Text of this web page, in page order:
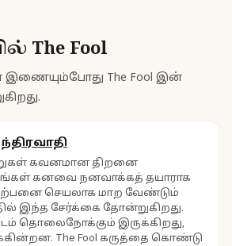
The Fool
இணையும்போது The Fool இன்
கவனமான திறனை
கனவை நனவாக்கத் தயாராக
செயலாக மாற வேண்டும்
இந்த சேர்க்கை தோன்றுகிறது.
தொலைநோக்கும் இருக்கிறது,
The Fool கருத்தை கொண்டு